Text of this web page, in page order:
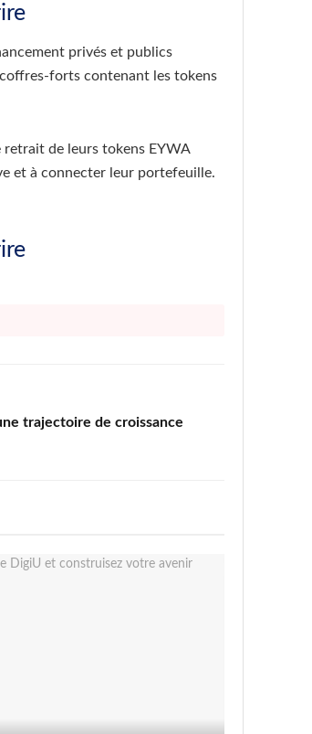
privés et publics
forts contenant les tokens
retrait de leurs tokens EYWA
et à connecter leur portefeuille.
trajectoire de croissance